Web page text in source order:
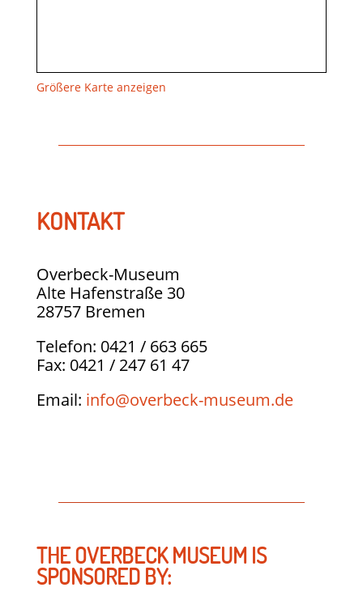
Größere Karte anzeigen
KONTAKT
Overbeck-Museum
Alte Hafenstraße 30
28757 Bremen
Telefon: 0421 / 663 665
Fax: 0421 / 247 61 47
Email: info@overbeck-museum.de
THE OVERBECK MUSEUM IS
SPONSORED BY: